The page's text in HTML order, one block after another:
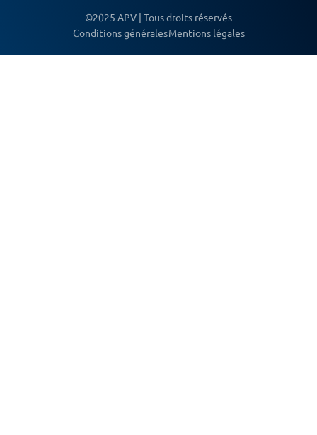
©2025 APV | Tous droits réservés
Conditions généralesMentions légales